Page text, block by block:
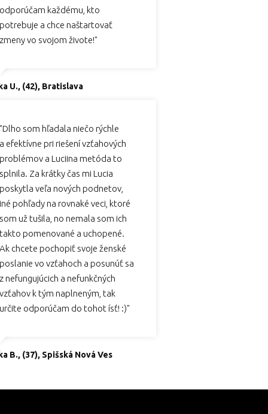
odporúčam každému, kto
potrebuje a chce naštartovať
zmeny vo svojom živote!"
U., (42), Bratislava
"Dlho som hľadala niečo rýchle
a efektívne pri riešení vzťahových
problémov a Luciina metóda to
splnila. Za krátky čas mi Lucia
poskytla veľa nových podnetov,
iné pohľady na rovnaké veci, ktoré
som už tušila, no nemala som ich
takto pomenované a uchopené.
Ak chcete pochopiť svoje ženské
poslanie vo vzťahoch a posunúť sa
z nefungujúcich a nefunkčných
vzťahov k tým naplneným, tak
určite odporúčam do tohot ísť! :)"
B., (37), Spišská Nová Ves